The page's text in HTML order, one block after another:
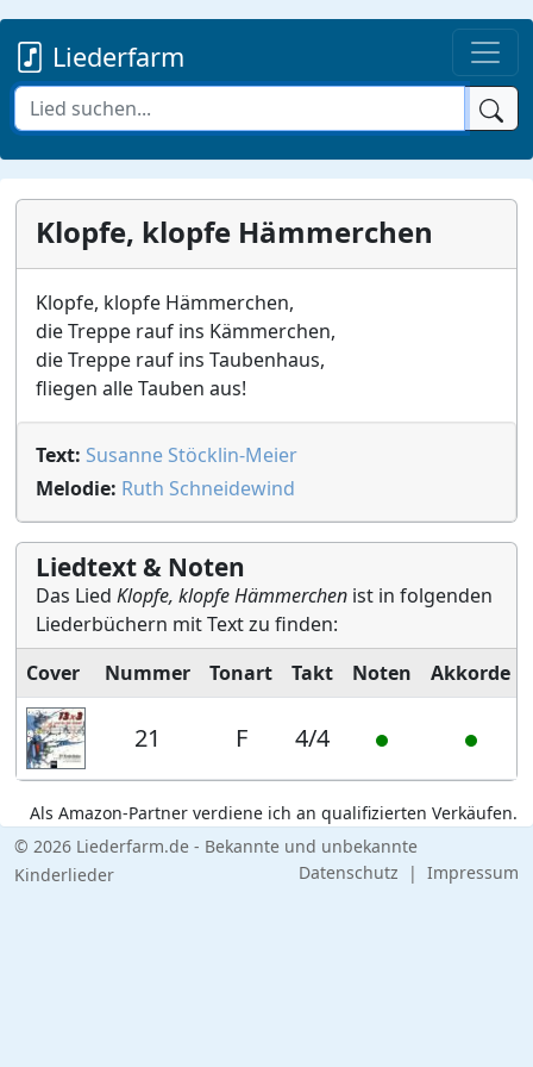
Liederfarm
Klopfe, klopfe Hämmerchen
Klopfe, klopfe Hämmerchen,
die Treppe rauf ins Kämmerchen,
die Treppe rauf ins Taubenhaus,
fliegen alle Tauben aus!
Text: Susanne Stöcklin-Meier
Melodie: Ruth Schneidewind
Liedtext & Noten
Das Lied Klopfe, klopfe Hämmerchen ist in folgenden
Liederbüchern mit Text zu finden:
Cover
Nummer Tonart Takt Noten Akkorde
21 F 4/4
Als Amazon-Partner verdiene ich an qualifizierten Verkäufen.
© 2026 Liederfarm.de - Bekannte und unbekannte
Kinderlieder
Datenschutz | Impressum